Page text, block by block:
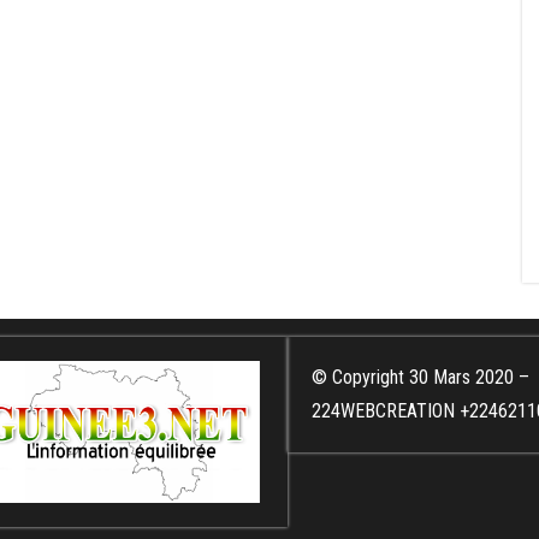
© Copyright 30 Mars 2020 –
224WEBCREATION